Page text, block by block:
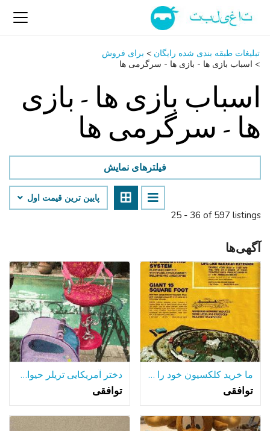
تبلیغات طبقه بندی شده رایگان > برای فروش
> اسباب‌ بازی ها - بازی ها - سرگرمی ‌ها
اسباب‌ بازی ها - بازی
ها - سرگرمی ‌ها
25 - 36 of 597 listings
فیلترهای نمایش
پایین ‌ترین قیمت اول
آگهی‌ها
ما خرید کلکسیون خود را و یا فروش برای شما
توافقی
دختر آمریکایی تریلر حیوان خانگی و Og صندلی سالن زیبایی
توافقی